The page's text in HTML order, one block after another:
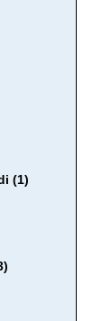
(1)